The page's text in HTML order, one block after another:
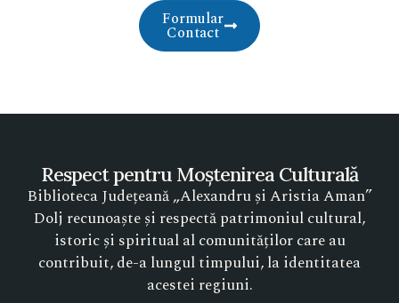
Formular
Contact
Respect pentru Moștenirea Culturală
Biblioteca Județeană „Alexandru și Aristia Aman”
Dolj recunoaște și respectă patrimoniul cultural,
istoric și spiritual al comunităților care au
contribuit, de-a lungul timpului, la identitatea
acestei regiuni.